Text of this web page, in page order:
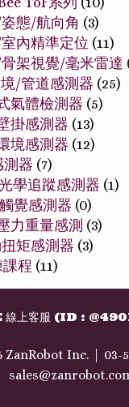
態/航向角 (3)
內精準定位 (11)
架視覺/毫米雷達
/管道感測器 (25)
氣體檢測器 (5)
掛感測器 (13)
境感測器 (12)
測器 (7)
學追蹤感測器 (1)
覺感測器 (0)
力重量感測 (3)
矩感測器 (3)
課程 (11)
線上客服 (ID :
ZanRobot Inc.
03-